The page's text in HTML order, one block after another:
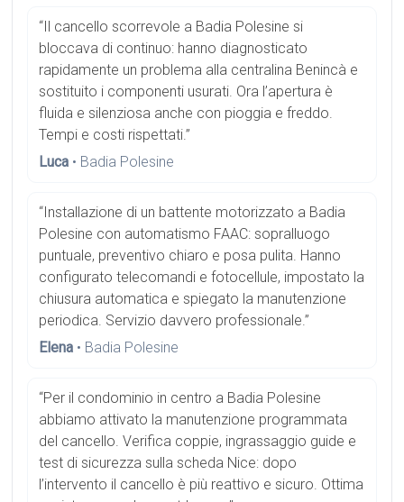
“Il cancello scorrevole a Badia Polesine si
bloccava di continuo: hanno diagnosticato
rapidamente un problema alla centralina Benincà e
sostituito i componenti usurati. Ora l’apertura è
fluida e silenziosa anche con pioggia e freddo.
Tempi e costi rispettati.”
Luca • Badia Polesine
“Installazione di un battente motorizzato a Badia
Polesine con automatismo FAAC: sopralluogo
puntuale, preventivo chiaro e posa pulita. Hanno
configurato telecomandi e fotocellule, impostato la
chiusura automatica e spiegato la manutenzione
periodica. Servizio davvero professionale.”
Elena • Badia Polesine
“Per il condominio in centro a Badia Polesine
abbiamo attivato la manutenzione programmata
del cancello. Verifica coppie, ingrassaggio guide e
test di sicurezza sulla scheda Nice: dopo
l’intervento il cancello è più reattivo e sicuro. Ottima